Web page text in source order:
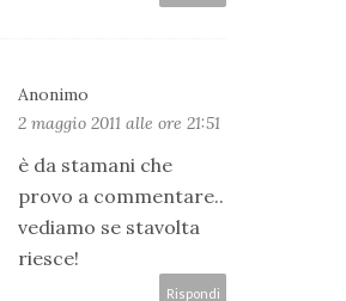
Anonimo
2 maggio 2011 alle ore 21:51
è da stamani che
provo a commentare..
vediamo se stavolta
riesce!
Rispondi